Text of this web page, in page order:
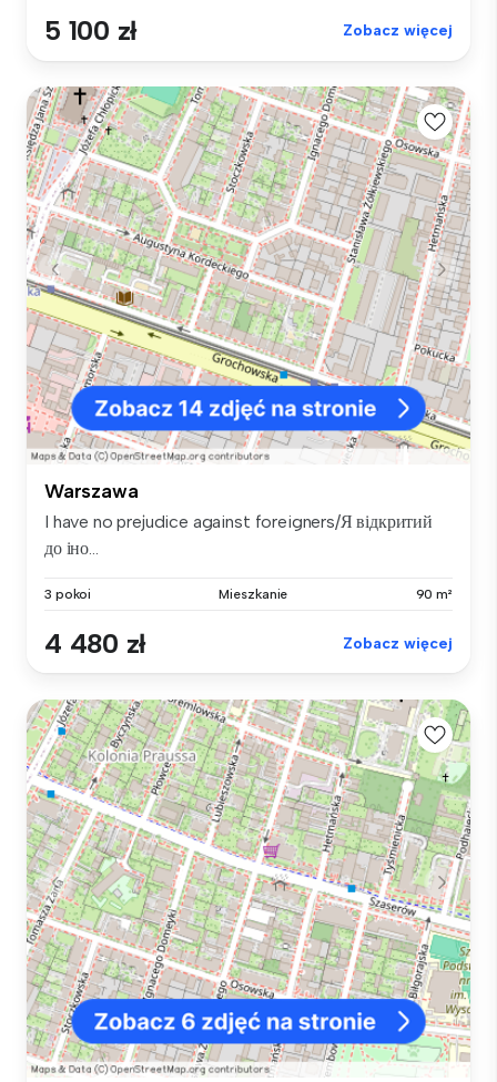
5 100 zł Zobacz więcej
Warszawa
I have no prejudice against foreigners/Я відкритий
до іно...
3 pokoi Mieszkanie 90 m²
4 480 zł Zobacz więcej